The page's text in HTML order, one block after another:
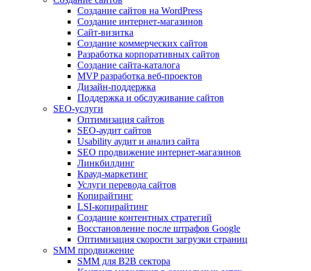
Создание сайтов на WordPress
Создание интернет-магазинов
Сайт-визитка
Создание коммерческих сайтов
Разработка корпоративных сайтов
Создание сайта-каталога
MVP разработка веб-проектов
Дизайн-поддержка
Поддержка и обслуживание сайтов
SEO-услуги
Оптимизация сайтов
SEO-аудит сайтов
Usability аудит и анализ сайта
SEO продвижение интернет-магазинов
Линкбилдинг
Крауд-маркетинг
Услуги перевода сайтов
Копирайтинг
LSI-копирайтинг
Создание контентных стратегий
Восстановление после штрафов Google
Оптимизация скорости загрузки страниц
SMM продвижение
SMM для B2B сектора